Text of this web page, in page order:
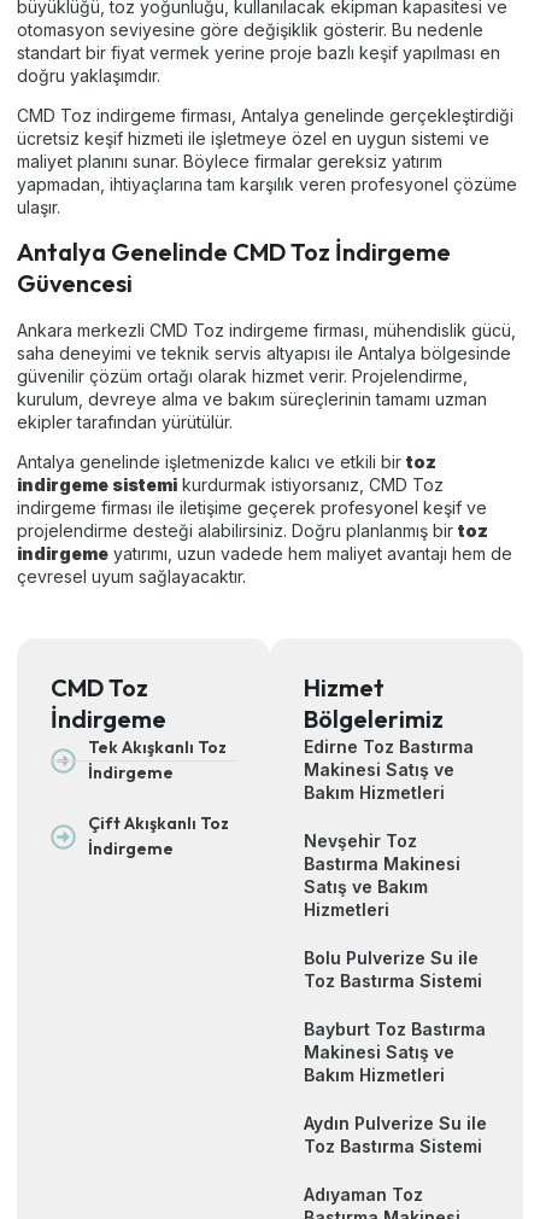
büyüklüğü, toz yoğunluğu, kullanılacak ekipman kapasitesi ve
otomasyon seviyesine göre değişiklik gösterir. Bu nedenle
standart bir fiyat vermek yerine proje bazlı keşif yapılması en
doğru yaklaşımdır.
CMD Toz indirgeme firması, Antalya genelinde gerçekleştirdiği
ücretsiz keşif hizmeti ile işletmeye özel en uygun sistemi ve
maliyet planını sunar. Böylece firmalar gereksiz yatırım
yapmadan, ihtiyaçlarına tam karşılık veren profesyonel çözüme
ulaşır.
Antalya Genelinde CMD Toz İndirgeme
Güvencesi
Ankara merkezli CMD Toz indirgeme firması, mühendislik gücü,
saha deneyimi ve teknik servis altyapısı ile Antalya bölgesinde
güvenilir çözüm ortağı olarak hizmet verir. Projelendirme,
kurulum, devreye alma ve bakım süreçlerinin tamamı uzman
ekipler tarafından yürütülür.
Antalya genelinde işletmenizde kalıcı ve etkili bir toz
indirgeme sistemi kurdurmak istiyorsanız, CMD Toz
indirgeme firması ile iletişime geçerek profesyonel keşif ve
projelendirme desteği alabilirsiniz. Doğru planlanmış bir toz
indirgeme yatırımı, uzun vadede hem maliyet avantajı hem de
çevresel uyum sağlayacaktır.
CMD Toz
İndirgeme
Tek Akışkanlı Toz
İndirgeme
Çift Akışkanlı Toz
İndirgeme
Hizmet
Bölgelerimiz
Edirne Toz Bastırma
Makinesi Satış ve
Bakım Hizmetleri
Nevşehir Toz
Bastırma Makinesi
Satış ve Bakım
Hizmetleri
Bolu Pulverize Su ile
Toz Bastırma Sistemi
Bayburt Toz Bastırma
Makinesi Satış ve
Bakım Hizmetleri
Aydın Pulverize Su ile
Toz Bastırma Sistemi
Adıyaman Toz